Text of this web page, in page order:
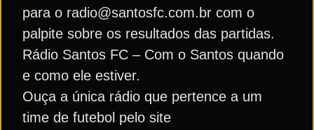
para o radio@santosfc.com.br com o
palpite sobre os resultados das partidas.
Rádio Santos FC – Com o Santos quando
e como ele estiver.
Ouça a única rádio que pertence a um
time de futebol pelo site